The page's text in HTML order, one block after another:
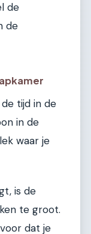
de
de
tijd in de
in de
waar je
is de
te groot.
dat je